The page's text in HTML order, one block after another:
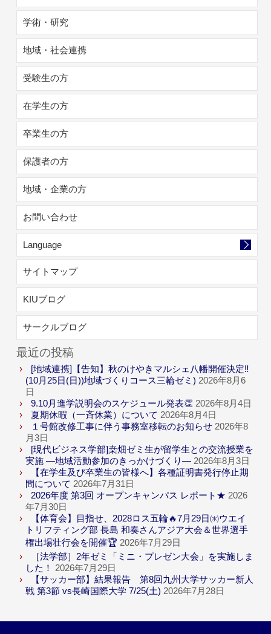
学術・研究
地域・社会連携
受験生の方
在学生の方
卒業生の方
保護者の方
地域・企業の方
お問い合わせ
Language
サイトマップ
KIUブログ
サークルブログ
最近の投稿
[地域連携]【告知】秋のけやきマルシェ八幡開催決定‼
(10月25日(日))地域づくりコース三輪ゼミ) 2026年8月6
日
9.10月進学説明会のスケジュール発表👏 2026年8月4日
夏期休暇（一斉休業）について 2026年8月4日
１号館改修工事に伴う事務室移転のお知らせ 2026年8
月3日
[現代ビジネス学部]桒畑ゼミ生が留学生との交流授業を
実施 ―地域活動参加のきっかけづくり― 2026年8月3日
【在学生及び卒業生の皆様へ】各種証明書発行停止期
間について 2026年7月31日
2026年度 第3回 オープンキャンパス レポート★ 2026
年7月30日
【体育会】目指せ、2028ロス五輪🔥7月29日㈬ウエイ
トリフティング部 長島 和奏さんアジア大会＆世界選手
権出場壮行会を開催🏆 2026年7月29日
［法学部］2年ゼミ「ミニ・プレゼン大会」を実施しま
した！
2026年7月29日
【サッカー部】結果報告 第8回九州大学サッカー新人
戦 第3節 vs長崎国際大学 7/25(土) 2026年7月28日